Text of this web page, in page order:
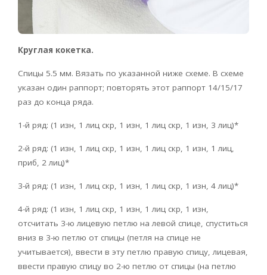
Круглая кокетка.
Спицы 5.5 мм. Вязать по указанной ниже схеме. В схеме
указан один раппорт; повторять этот раппорт 14/15/17
раз до конца ряда.
1-й ряд: (1 изн, 1 лиц скр, 1 изн, 1 лиц скр, 1 изн, 3 лиц)*
2-й ряд: (1 изн, 1 лиц скр, 1 изн, 1 лиц скр, 1 изн, 1 лиц,
приб, 2 лиц)*
3-й ряд: (1 изн, 1 лиц скр, 1 изн, 1 лиц скр, 1 изн, 4 лиц)*
4-й ряд: (1 изн, 1 лиц скр, 1 изн, 1 лиц скр, 1 изн,
отсчитать 3-ю лицевую петлю на левой спице, спуститься
вниз в 3-ю петлю от спицы (петля на спице не
учитывается), ввести в эту петлю правую спицу, лицевая,
ввести правую спицу во 2-ю петлю от спицы (на петлю